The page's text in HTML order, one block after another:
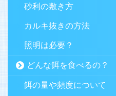
砂利の敷き方
カルキ抜きの方法
照明は必要？
どんな餌を食べるの？
餌の量や頻度について